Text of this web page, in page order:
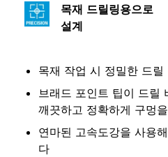
목재 드릴링용으로
설계
목재 작업 시 정밀한 드릴
브래드 포인트 팁이 드릴
깨끗하고 정확하게 구멍
연마된 고속도강을 사용
다